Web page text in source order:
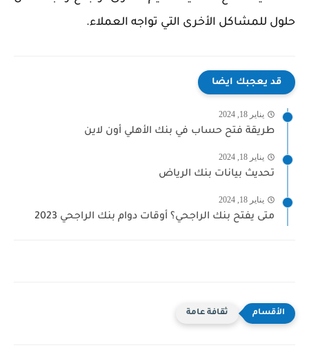
حلول للمشاكل الأخرى التي تواجه العملاء.
قد يعجبك ايضا
يناير 18, 2024
طريقة فتح حساب في بنك الأهلي أون لاين
يناير 18, 2024
تحديث بيانات بنك الرياض
يناير 18, 2024
متى يفتح بنك الراجحي؟ أوقات دوام بنك الراجحي 2023
ثقافة عامة